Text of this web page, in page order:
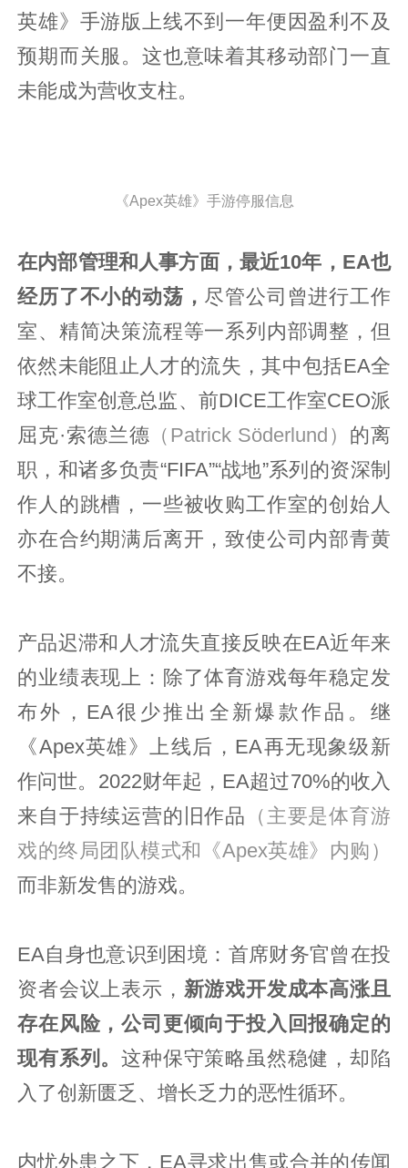
英雄》手游版上线不到一年便因盈利不及
预期而关服。这也意味着其移动部门一直
未能成为营收支柱。
《Apex英雄》手游停服信息
在内部管理和人事方面，最近10年，EA也
经历了不小的动荡， 尽管公司曾进行工作
室、精简决策流程等一系列内部调整，但
依然未能阻止人才的流失，其中包括EA全
球工作室创意总监、前DICE工作室CEO派
屈克·索德兰德 （Patrick Söderlund） 的离
职，和诸多负责“FIFA”“战地”系列的资深制
作人的跳槽，一些被收购工作室的创始人
亦在合约期满后离开，致使公司内部青黄
不接。
产品迟滞和人才流失直接反映在EA近年来
的业绩表现上：除了体育游戏每年稳定发
布外，EA很少推出全新爆款作品。继
《Apex英雄》上线后，EA再无现象级新
作问世。2022财年起，EA超过70%的收入
来自于持续运营的旧作品 （主要是体育游
戏的终局团队模式和《Apex英雄》内购）
而非新发售的游戏。
EA自身也意识到困境：首席财务官曾在投
资者会议上表示， 新游戏开发成本高涨且
存在风险，公司更倾向于投入回报确定的
现有系列。这种保守策略虽然稳健，却陷
入了创新匮乏、增长乏力的恶性循环。
内忧外患之下，EA寻求出售或合并的传闻